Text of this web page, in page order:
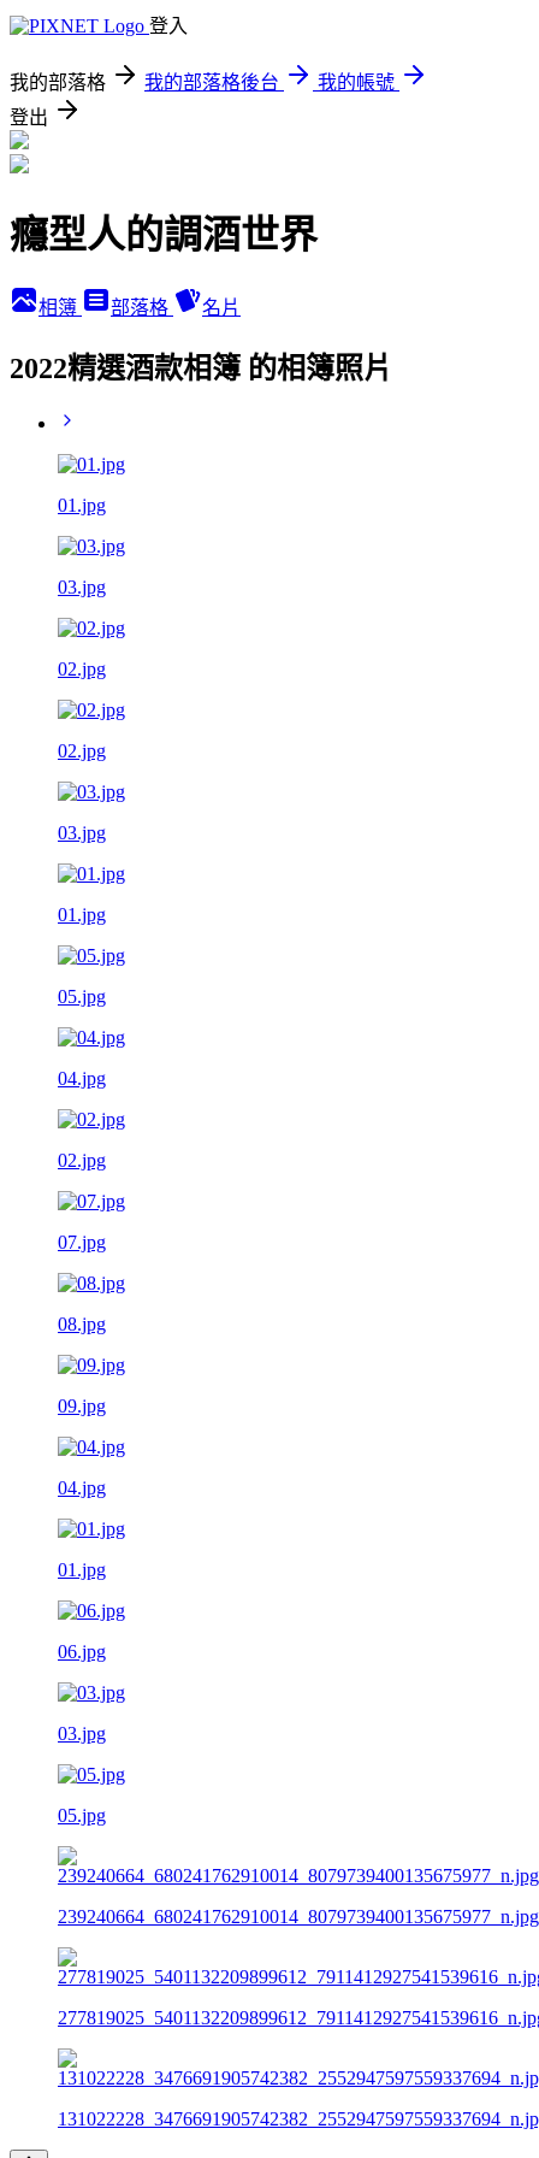
登入
我的部落格 我的部落格後台
我的帳號
登出
癮型人的調酒世界
相簿 部落格 名片
2022精選酒款相簿 的相簿照片
01.jpg
03.jpg
02.jpg
02.jpg
03.jpg
01.jpg
05.jpg
04.jpg
02.jpg
07.jpg
08.jpg
09.jpg
04.jpg
01.jpg
06.jpg
03.jpg
05.jpg
239240664_680241762910014_8079739400135675977_n.jpg